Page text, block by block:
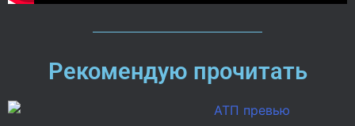
Рекомендую прочитать